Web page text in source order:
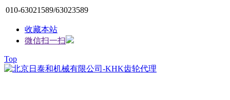
010-63021589/63023589
收藏本站
微信扫一扫
Top